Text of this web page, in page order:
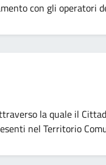
con gli operatori
la quale il
nel Territorio